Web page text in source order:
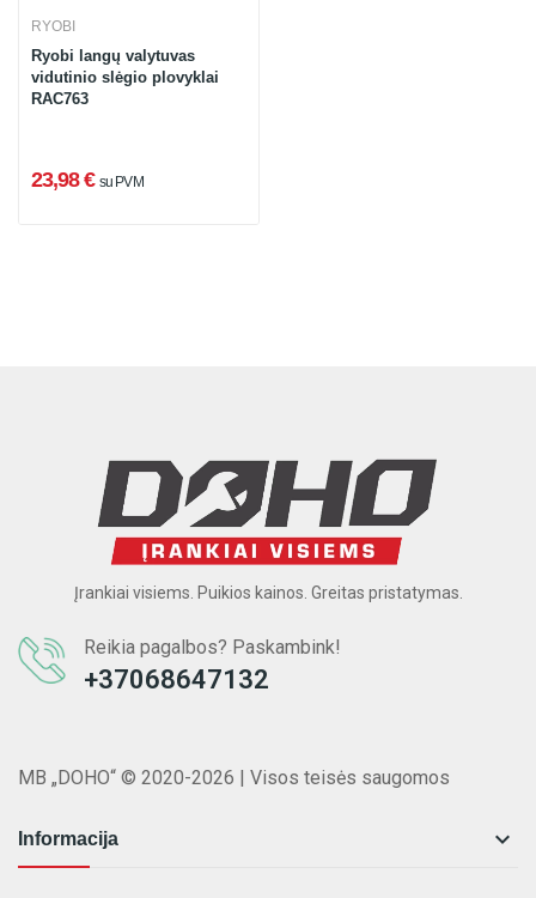
RYOBI
Ryobi langų valytuvas
vidutinio slėgio plovyklai
RAC763
23,98 € su PVM
Įrankiai visiems. Puikios kainos. Greitas pristatymas.
Reikia pagalbos? Paskambink!
+37068647132
MB „DOHO“ © 2020-2026 | Visos teisės saugomos
Informacija 